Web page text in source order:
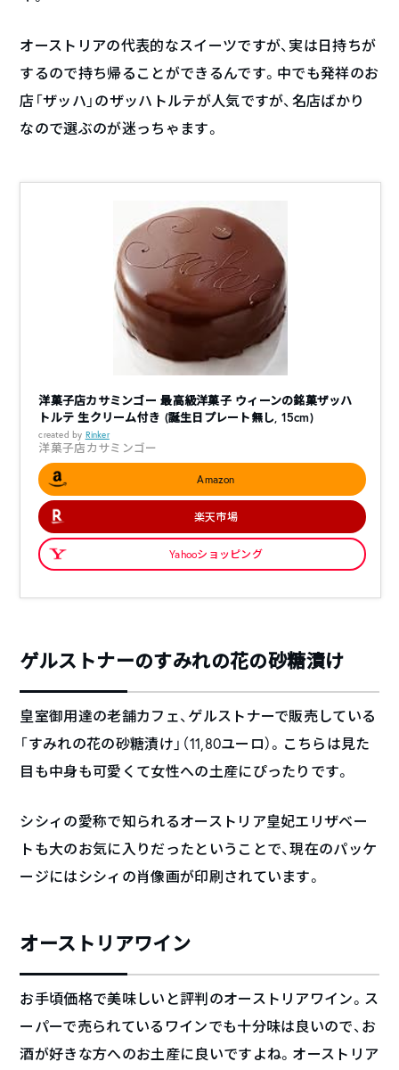
オーストリアの代表的なスイーツですが、実は日持ちが
するので持ち帰ることができるんです。中でも発祥のお
店「ザッハ」のザッハトルテが人気ですが、名店ばかり
なので選ぶのが迷っちゃます。
洋菓子店カサミンゴー 最高級洋菓子 ウィーンの銘菓ザッハ
トルテ 生クリーム付き (誕生日プレート無し, 15cm)
created by Rinker
洋菓子店カサミンゴー
Amazon
楽天市場
Yahooショッピング
ゲルストナーのすみれの花の砂糖漬け
皇室御用達の老舗カフェ、ゲルストナーで販売している
「すみれの花の砂糖漬け」（11,80ユーロ）。こちらは見た
目も中身も可愛くて女性への土産にぴったりです。
シシィの愛称で知られるオーストリア皇妃エリザベー
トも大のお気に入りだったということで、現在のパッケ
ージにはシシィの肖像画が印刷されています。
オーストリアワイン
お手頃価格で美味しいと評判のオーストリアワイン。ス
ーパーで売られているワインでも十分味は良いので、お
酒が好きな方へのお土産に良いですよね。オーストリア